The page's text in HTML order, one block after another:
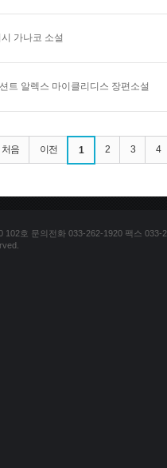
가나코 소설
트 알렉스 마이클리디스 장편소설
처음 이전 1 2 3 4
호 문의전화 033-262-1920 팩스 033-